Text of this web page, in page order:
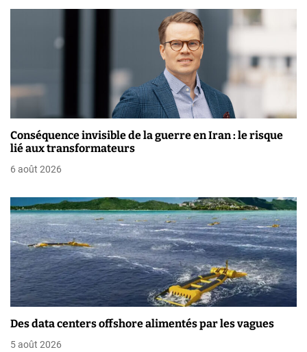
’
t
i
c
l
e
Conséquence invisible de la guerre en Iran : le risque
lié aux transformateurs
6 août 2026
Des data centers offshore alimentés par les vagues
5 août 2026